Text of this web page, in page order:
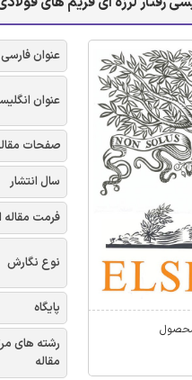
عنوان فارسی
عنوان
صفحات
سال انتشار
فرمت مقاله
نوع نگارش
پایگاه
رشته های
مقاله